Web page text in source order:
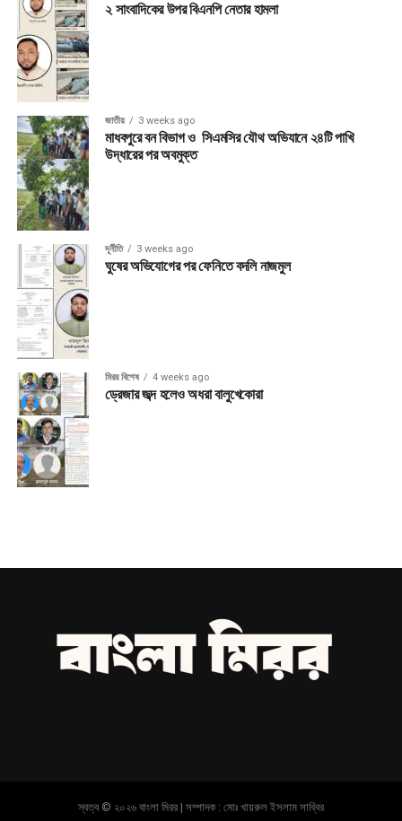
২ সাংবাদিকের উপর বিএনপি নেতার হামলা
জাতীয় 3 weeks ago
মাধবপুরে বন বিভাগ ও সিএমসির যৌথ অভিযানে ২৪টি পাখি
উদ্ধারের পর অবমুক্ত
দূর্নীতি 3 weeks ago
ঘুষের অভিযোগের পর ফেনিতে বদলি নাজমুল
মিরর বিশেষ 4 weeks ago
ড্রেজার জব্দ হলেও অধরা বালুখেকোরা
স্বত্ব © ২০২৬ বাংলা মিরর | সম্পাদক : মোঃ খায়রুল ইসলাম সাব্বির